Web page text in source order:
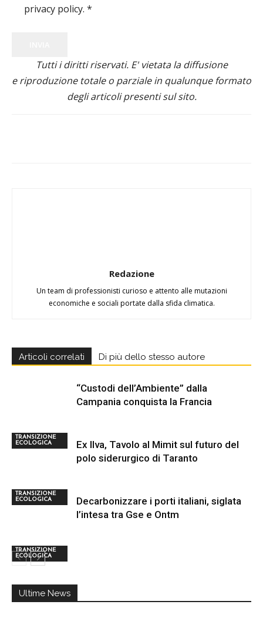
privacy policy. *
Tutti i diritti riservati. E' vietata la diffusione
e riproduzione totale o parziale in qualunque formato
degli articoli presenti sul sito.
Redazione
Un team di professionisti curioso e attento alle mutazioni
economiche e sociali portate dalla sfida climatica.
Articoli correlati Di più dello stesso autore
TRANSIZIONE
ECOLOGICA
“Custodi dell’Ambiente” dalla
Campania conquista la Francia
TRANSIZIONE
ECOLOGICA
Ex Ilva, Tavolo al Mimit sul futuro del
polo siderurgico di Taranto
TRANSIZIONE
ECOLOGICA
Decarbonizzare i porti italiani, siglata
l’intesa tra Gse e Ontm
Ultime News